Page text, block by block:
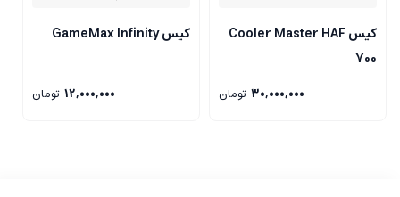
کیس Cooler Master HAF
700
30,000,000 تومان
کیس GameMax Infinity
12,000,000 تومان